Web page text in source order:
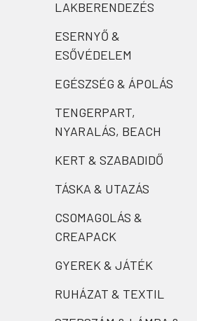
LAKBERENDEZÉS
ESERNYŐ &
ESŐVÉDELEM
EGÉSZSÉG & ÁPOLÁS
TENGERPART,
NYARALÁS, BEACH
KERT & SZABADIDŐ
TÁSKA & UTAZÁS
CSOMAGOLÁS &
CREAPACK
GYEREK & JÁTÉK
RUHÁZAT & TEXTIL